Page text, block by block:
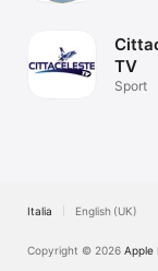
TV
Sport
Italia English (UK)
Copyright © 2026 Apple